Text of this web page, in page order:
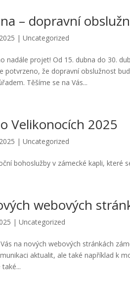
– dopravní
|Uncategorized
nadále projet! Od 15. dubna do 30.
potvrzeno, že dopravní obslužnost
Těšíme se na Vás...
Velikonocích 2025
|Uncategorized
bohoslužby v zámecké kapli, které
webových
|Uncategorized
na nových webových stránkách
aktualit, ale také například k